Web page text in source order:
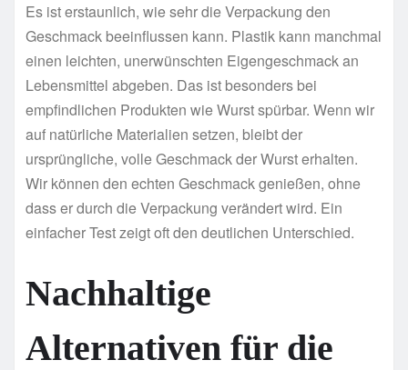
Es ist erstaunlich, wie sehr die Verpackung den
Geschmack beeinflussen kann. Plastik kann manchmal
einen leichten, unerwünschten Eigengeschmack an
Lebensmittel abgeben. Das ist besonders bei
empfindlichen Produkten wie Wurst spürbar. Wenn wir
auf natürliche Materialien setzen, bleibt der
ursprüngliche, volle Geschmack der Wurst erhalten.
Wir können den echten Geschmack genießen, ohne
dass er durch die Verpackung verändert wird. Ein
einfacher Test zeigt oft den deutlichen Unterschied.
Nachhaltige
Alternativen für die